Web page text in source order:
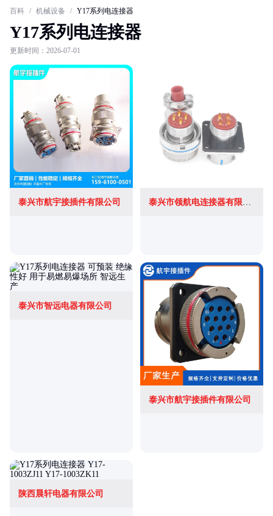
百科 / 机械设备 / Y17系列电连接器
Y17系列电连接器
更新时间：2026-07-01
泰兴市航宇接插件有限公司 泰兴市领航电连接器有限公司
泰兴市智远电器有限公司
泰兴市航宇接插件有限公司
陕西晨轩电器有限公司